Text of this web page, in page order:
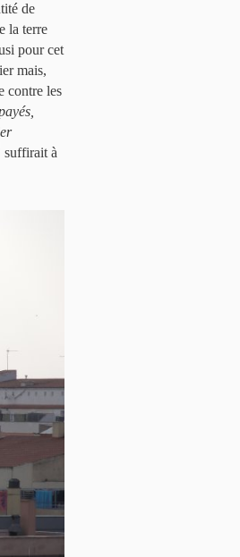
de
la terre
pour cet
mais,
contre les
suffirait à